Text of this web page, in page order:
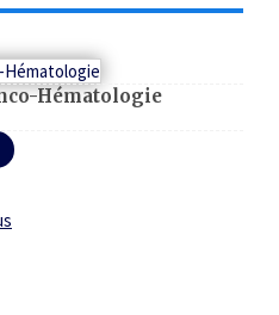
Hématologie